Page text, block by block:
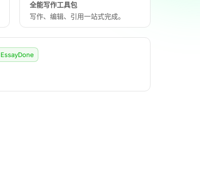
全能写作工具包
写作、编辑、引用一站式完成。
EssayDone